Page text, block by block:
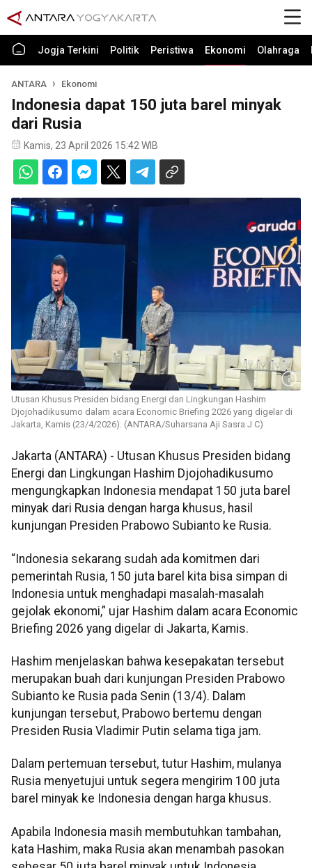
Jogja Terkini Politik Peristiwa Ekonomi Olahraga
ANTARA Ekonomi
Indonesia dapat 150 juta barel minyak
dari Rusia
Kamis, 23 April 2026 15:42 WIB
Utusan Khusus Presiden bidang Energi dan Lingkungan Hashim
Djojohadikusumo dalam acara Economic Briefing 2026 yang digelar di
Jakarta, Kamis (23/4/2026). (ANTARA/Suharsana Aji Sasra J C)
Jakarta (ANTARA) - Utusan Khusus Presiden bidang
Energi dan Lingkungan Hashim Djojohadikusumo
mengungkapkan Indonesia mendapat 150 juta barel
minyak dari Rusia dengan harga khusus, hasil
kunjungan Presiden Prabowo Subianto ke Rusia.
“Indonesia sekarang sudah ada komitmen dari
pemerintah Rusia, 150 juta barel kita bisa simpan di
Indonesia untuk menghadapi masalah-masalah
gejolak ekonomi,” ujar Hashim dalam acara Economic
Briefing 2026 yang digelar di Jakarta, Kamis.
Hashim menjelaskan bahwa kesepakatan tersebut
merupakan buah dari kunjungan Presiden Prabowo
Subianto ke Rusia pada Senin (13/4). Dalam
kunjungan tersebut, Prabowo bertemu dengan
Presiden Rusia Vladimir Putin selama tiga jam.
Dalam pertemuan tersebut, tutur Hashim, mulanya
Rusia menyetujui untuk segera mengirim 100 juta
barel minyak ke Indonesia dengan harga khusus.
Apabila Indonesia masih membutuhkan tambahan,
kata Hashim, maka Rusia akan menambah pasokan